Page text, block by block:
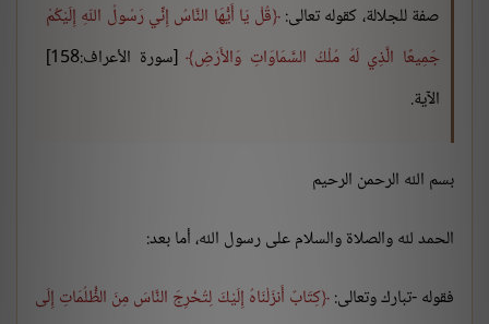
صفة للجلالة، كقوله تعالى: قُلْ يَا أَيُّهَا النَّاسُ إِنِّي رَسُولُ اللّهِ إِلَيْكُمْ
جَمِيعًا الَّذِي لَهُ مُلْكُ السَّمَاوَاتِ وَالأَرْضِ
[سورة الأعراف:158]
الآية.
بسم الله الرحمن الرحيم
الحمد لله والصلاة والسلام على رسول الله، أما بعد:
فقوله -تبارك وتعالى: كِتَابٌ أَنزَلْنَاهُ إِلَيْكَ لِتُخْرِجَ النَّاسَ مِنَ الظُّلُمَاتِ إِلَى